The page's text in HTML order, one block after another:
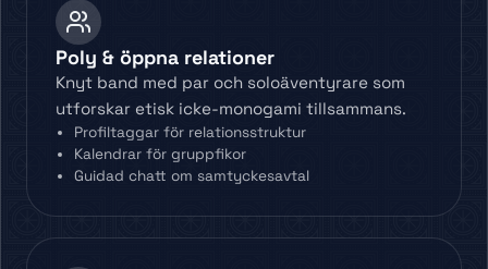
Poly & öppna relationer
Knyt band med par och soloäventyrare som
utforskar etisk icke-monogami tillsammans.
Profiltaggar för relationsstruktur
Kalendrar för gruppfikor
Guidad chatt om samtyckesavtal